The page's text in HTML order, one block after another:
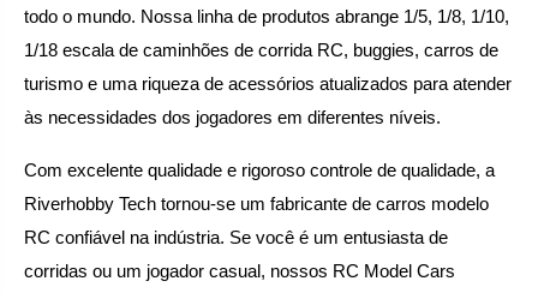
todo o mundo. Nossa linha de produtos abrange 1/5, 1/8, 1/10,
1/18 escala de caminhões de corrida RC, buggies, carros de
turismo e uma riqueza de acessórios atualizados para atender
às necessidades dos jogadores em diferentes níveis.
Com excelente qualidade e rigoroso controle de qualidade, a
Riverhobby Tech tornou-se um fabricante de carros modelo
RC confiável na indústria. Se você é um entusiasta de
corridas ou um jogador casual, nossos RC Model Cars